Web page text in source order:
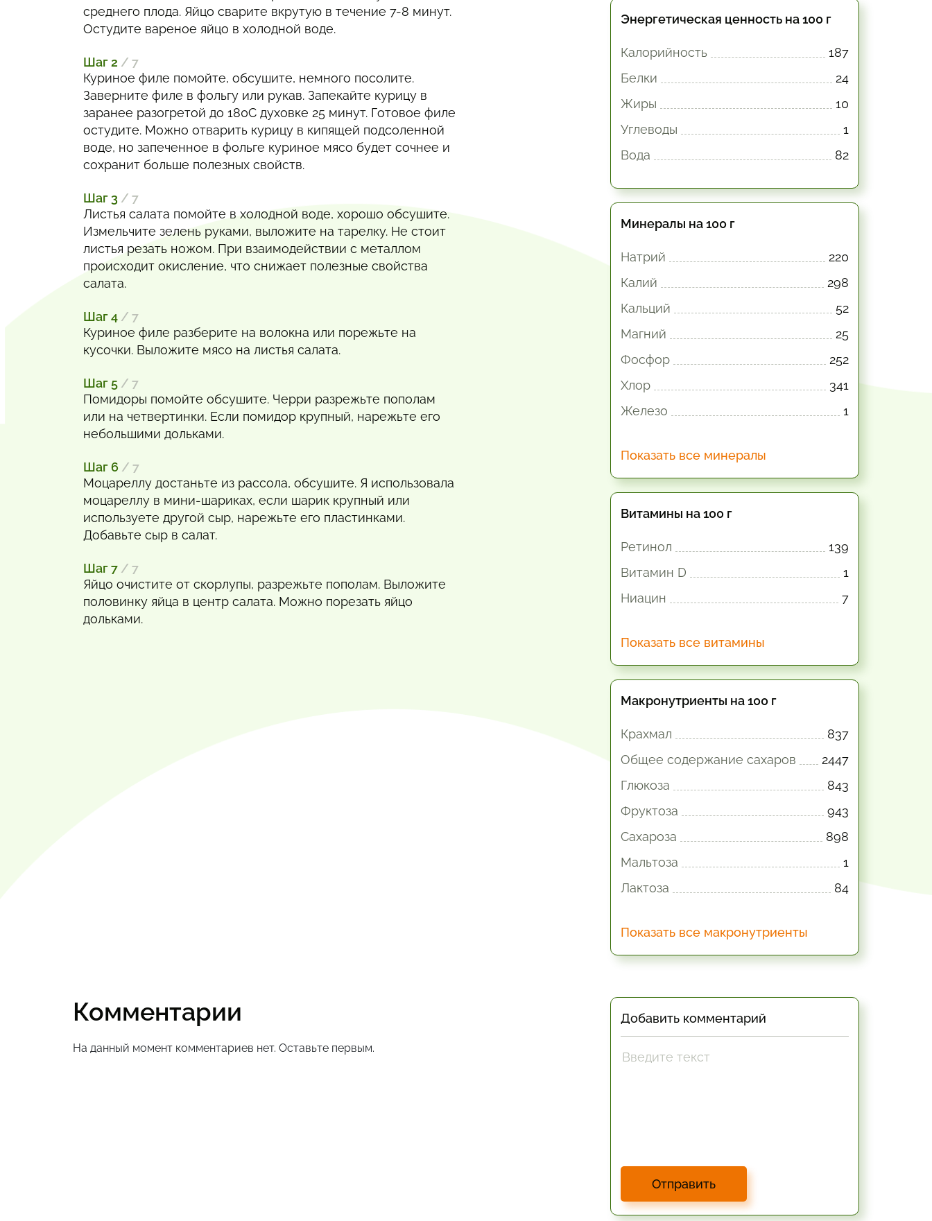
среднего плода. Яйцо сварите вкрутую в течение 7-8 минут.
Остудите вареное яйцо в холодной воде.
Шаг 2 / 7
Куриное филе помойте, обсушите, немного посолите.
Заверните филе в фольгу или рукав. Запекайте курицу в
заранее разогретой до 180С духовке 25 минут. Готовое филе
остудите. Можно отварить курицу в кипящей подсоленной
воде, но запеченное в фольге куриное мясо будет сочнее и
сохранит больше полезных свойств.
Шаг 3 / 7
Листья салата помойте в холодной воде, хорошо обсушите.
Измельчите зелень руками, выложите на тарелку. Не стоит
листья резать ножом. При взаимодействии с металлом
происходит окисление, что снижает полезные свойства
салата.
Шаг 4 / 7
Куриное филе разберите на волокна или порежьте на
кусочки. Выложите мясо на листья салата.
Шаг 5 / 7
Помидоры помойте обсушите. Черри разрежьте пополам
или на четвертинки. Если помидор крупный, нарежьте его
небольшими дольками.
Шаг 6 / 7
Моцареллу достаньте из рассола, обсушите. Я использовала
моцареллу в мини-шариках, если шарик крупный или
используете другой сыр, нарежьте его пластинками.
Добавьте сыр в салат.
Шаг 7 / 7
Яйцо очистите от скорлупы, разрежьте пополам. Выложите
половинку яйца в центр салата. Можно порезать яйцо
дольками.
Энергетическая ценность на 100 г
Калорийность
187
Белки
24
Жиры
10
Углеводы
1
Вода
82
Минералы на 100 г
Натрий
220
Калий
298
Кальций
52
Магний
25
Фосфор
252
Хлор
341
Железо
1
Показать все минералы
Витамины на 100 г
Ретинол
139
Витамин D
1
Ниацин
7
Показать все витамины
Макронутриенты на 100 г
Крахмал
837
Общее содержание сахаров
2447
Глюкоза
843
Фруктоза
943
Сахароза
898
Мальтоза
1
Лактоза
84
Показать все макронутриенты
Комментарии
На данный момент комментариев нет. Оставьте первым.
Добавить комментарий
Отправить